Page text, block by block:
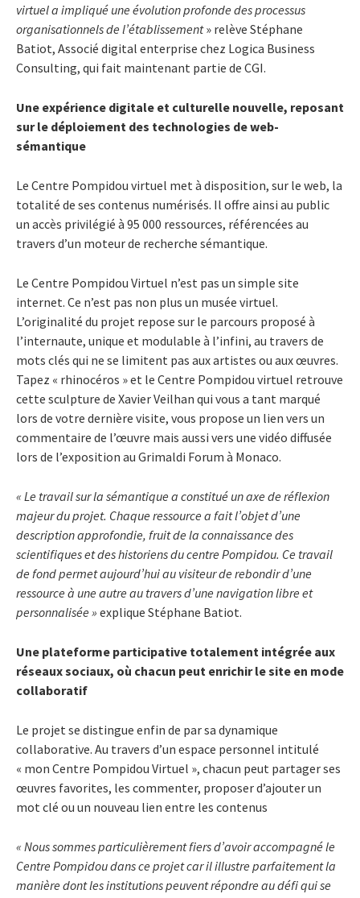
virtuel a impliqué une évolution profonde des processus
organisationnels de l’établissement» relève Stéphane
Batiot, Associé digital enterprise chez Logica Business
Consulting, qui fait maintenant partie de CGI.
Une expérience digitale et culturelle nouvelle, reposant
sur le déploiement des technologies de web-
sémantique
Le Centre Pompidou virtuel met à disposition, sur le web, la
totalité de ses contenus numérisés. Il offre ainsi au public
un accès privilégié à 95 000 ressources, référencées au
travers d’un moteur de recherche sémantique.
Le Centre Pompidou Virtuel n’est pas un simple site
internet. Ce n’est pas non plus un musée virtuel.
L’originalité du projet repose sur le parcours proposé à
l’internaute, unique et modulable à l’infini, au travers de
mots clés qui ne se limitent pas aux artistes ou aux œuvres.
Tapez « rhinocéros » et le Centre Pompidou virtuel retrouve
cette sculpture de Xavier Veilhan qui vous a tant marqué
lors de votre dernière visite, vous propose un lien vers un
commentaire de l’œuvre mais aussi vers une vidéo diffusée
lors de l’exposition au Grimaldi Forum à Monaco.
« Le travail sur la sémantique a constitué un axe de réflexion
majeur du projet. Chaque ressource a fait l’objet d’une
description approfondie, fruit de la connaissance des
scientifiques et des historiens du centre Pompidou. Ce travail
de fond permet aujourd’hui au visiteur de rebondir d’une
ressource à une autre au travers d’une navigation libre et
personnalisée » explique Stéphane Batiot.
Une plateforme participative totalement intégrée aux
réseaux sociaux, où chacun peut enrichir le site en mode
collaboratif
Le projet se distingue enfin de par sa dynamique
collaborative. Au travers d’un espace personnel intitulé
« mon Centre Pompidou Virtuel », chacun peut partager ses
œuvres favorites, les commenter, proposer d’ajouter un
mot clé ou un nouveau lien entre les contenus
« Nous sommes particulièrement fiers d’avoir accompagné le
Centre Pompidou dans ce projet car il illustre parfaitement la
manière dont les institutions peuvent répondre au défi qui se